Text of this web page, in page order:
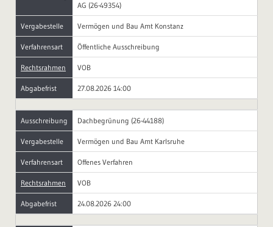
AG (26-49354)
Vergabestelle Vermögen und Bau Amt Konstanz
Verfahrensart Öffentliche Ausschreibung
Rechtsrahmen VOB
Abgabefrist 27.08.2026 14:00
Ausschreibung Dachbegrünung (26-44188)
Vergabestelle Vermögen und Bau Amt Karlsruhe
Verfahrensart Offenes Verfahren
Rechtsrahmen VOB
Abgabefrist 24.08.2026 24:00